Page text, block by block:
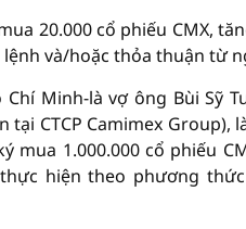
20.000 cổ phiếu CMX,
và/hoặc thỏa thuận từ
Minh-là vợ ông Bùi Sỹ
CTCP Camimex Group),
mua 1.000.000 cổ phiếu
hiện theo phương